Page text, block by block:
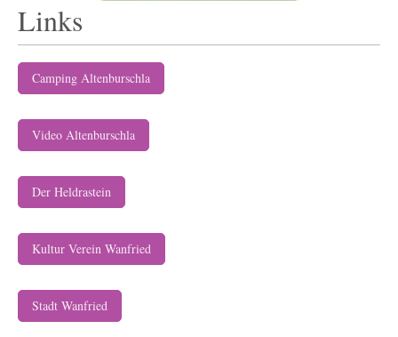
Links
Camping Altenburschla
Video Altenburschla
Der Heldrastein
Kultur Verein Wanfried
Stadt Wanfried